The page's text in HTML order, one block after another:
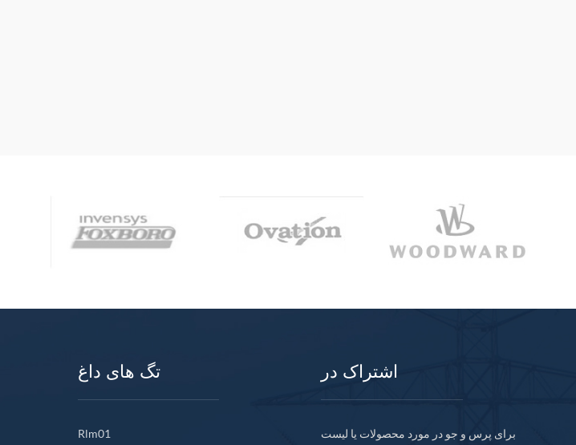
تگ های داغ
Rlm01
اشتراک در
برای پرس و جو در مورد محصولات یا لیست